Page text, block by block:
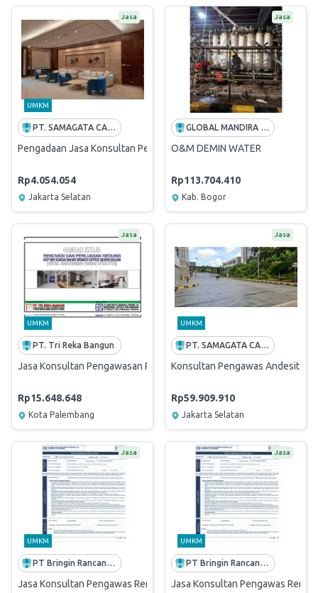
Jasa
UMKM
PT. SAMAGATA CASANOVA ARSITEK
Pengadaan Jasa Konsultan Pengawas Renovasi Ruang Meeting
Rp4.054.054
Jakarta Selatan
Jasa
GLOBAL MANDIRA SEMESTA
O&M DEMIN WATER
Rp113.704.410
Kab. Bogor
Jasa
UMKM
PT. Tri Reka Bangun
Jasa Konsultan Pengawasan Renovasi Gedung KCP BRI Sungai
Rp15.648.648
Kota Palembang
Jasa
UMKM
PT. SAMAGATA CASANOVA ARSITEK
Konsultan Pengawas Andesit
Rp59.909.910
Jakarta Selatan
Jasa
UMKM
PT Bringin Rancang Sejahtera
Jasa Konsultan Pengawas Renovasi Gedung Relokasi BRI Unit Air
Jasa
UMKM
PT Bringin Rancang Sejahtera
Jasa Konsultan Pengawas